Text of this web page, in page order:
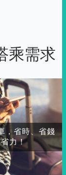
乘需求
，省時、省錢
力！